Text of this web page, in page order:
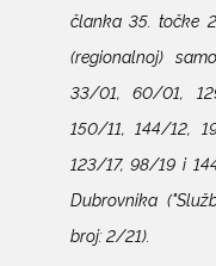
članka 35. točke
(regionalnoj)
33/01, 60/01,
150/11, 144/12,
123/17, 98/19 i
Dubrovnika
broj: 2/21).